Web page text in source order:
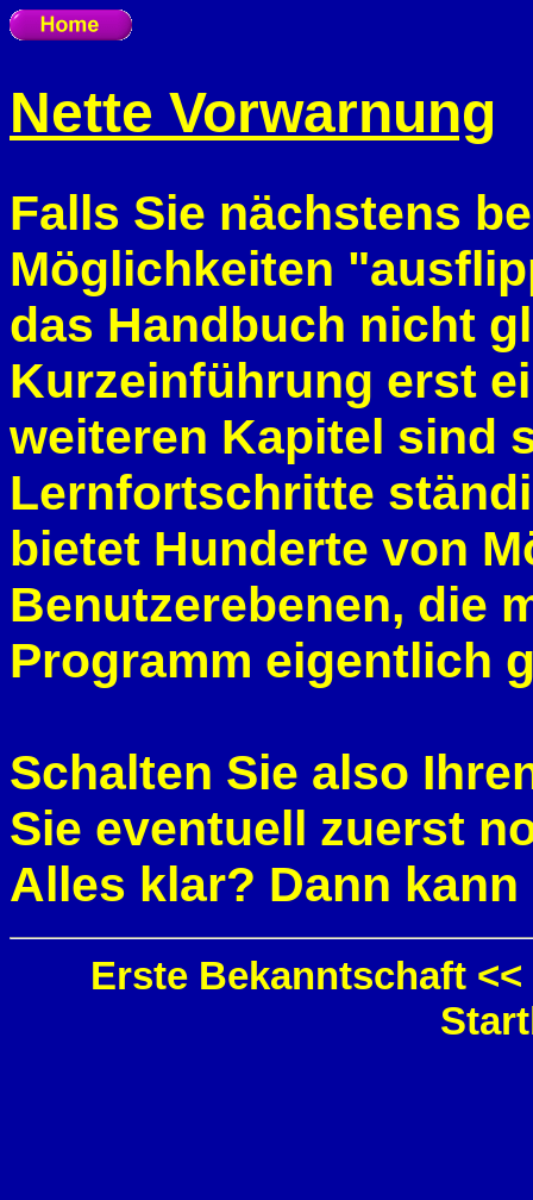
Nette Vorwarnung
Falls Sie nächstens
Möglichkeiten
das Handbuch nicht
Kurzeinführung erst
weiteren Kapitel sind
Lernfortschritte
bietet Hunderte von
Benutzerebenen, die
Programm eigentlich
Schalten Sie also
Sie eventuell zuerst
Alles klar? Dann
Erste Bekanntschaft